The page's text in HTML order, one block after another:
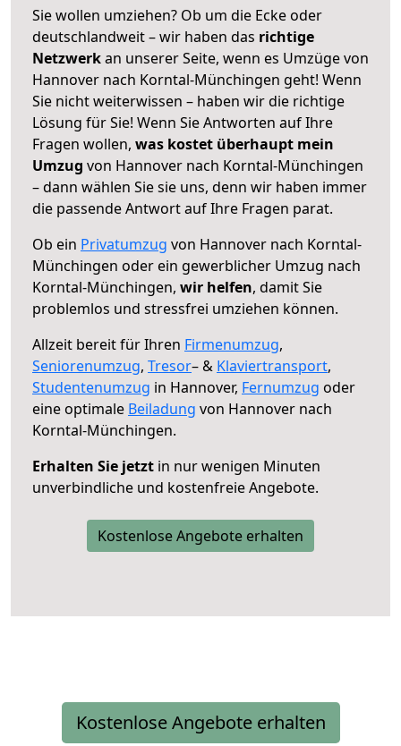
Sie wollen umziehen? Ob um die Ecke oder
deutschlandweit – wir haben das richtige
Netzwerkan unserer Seite, wenn es Umzüge von
Hannover nach Korntal-Münchingen geht! Wenn
Sie nicht weiterwissen – haben wir die richtige
Lösung für Sie! Wenn Sie Antworten auf Ihre
Fragen wollen, was kostet überhaupt mein
Umzug von Hannover nach Korntal-Münchingen
– dann wählen Sie sie uns, denn wir haben immer
die passende Antwort auf Ihre Fragen parat.
Ob ein Privatumzug von Hannover nach Korntal-
Münchingen oder ein gewerblicher Umzug nach
Korntal-Münchingen, wir helfen, damit Sie
problemlos und stressfrei umziehen können.
Allzeit bereit für Ihren Firmenumzug,
Seniorenumzug, Tresor– & Klaviertransport,
Studentenumzug in Hannover, Fernumzug oder
eine optimale Beiladung von Hannover nach
Korntal-Münchingen.
Erhalten Sie jetzt in nur wenigen Minuten
unverbindliche und kostenfreie Angebote.
Kostenlose Angebote erhalten
Kostenlose Angebote erhalten